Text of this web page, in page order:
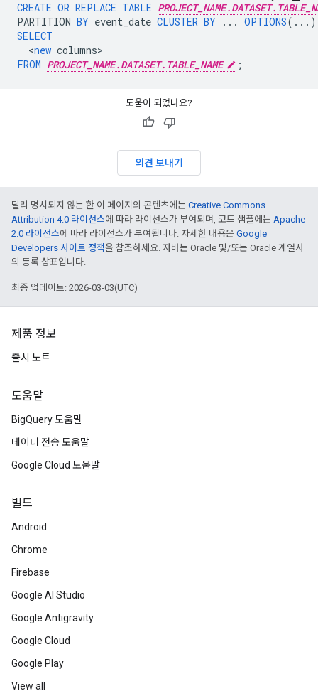
CREATE OR REPLACE TABLE
PARTITION BY event_date CLUSTER BY ... OPTIONS(...)
SELECT
<new columns
FROM PROJECT_NAME.DATASET.TABLE_NAME ;
도움이 되었나요?
의견 보내기
달리 명시되지 않는 한 이 페이지의 콘텐츠에는 Creative Commons
Attribution 4.0 라이선스에 따라 라이선스가 부여되며, 코드 샘플에는 Apache
2.0 라이선스에 따라 라이선스가 부여됩니다. 자세한 내용은 Google
Developers 사이트 정책을 참조하세요. 자바는 Oracle 및/또는 Oracle 계열사
의 등록 상표입니다.
최종 업데이트: 2026-03-03(UTC)
제품 정보
출시 노트
도움말
BigQuery 도움말
데이터 전송 도움말
Google Cloud 도움말
빌드
Android
Chrome
Firebase
Google AI Studio
Google Antigravity
Google Cloud
Google Play
View all